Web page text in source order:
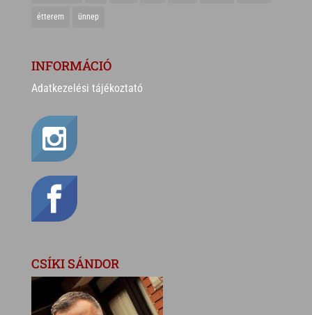
étterem ünnep
INFORMÁCIÓ
Adatkezelési tájékoztató
CSÍKI SÁNDOR